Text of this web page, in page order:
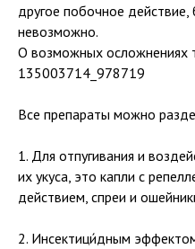
другое побочное
невозможно.
О возможных осложнениях
135003714_978719
Все препараты можно
1. Для отпугивания и
их укуса, это капли с
действием, спреи и
2. Инсектици́дным